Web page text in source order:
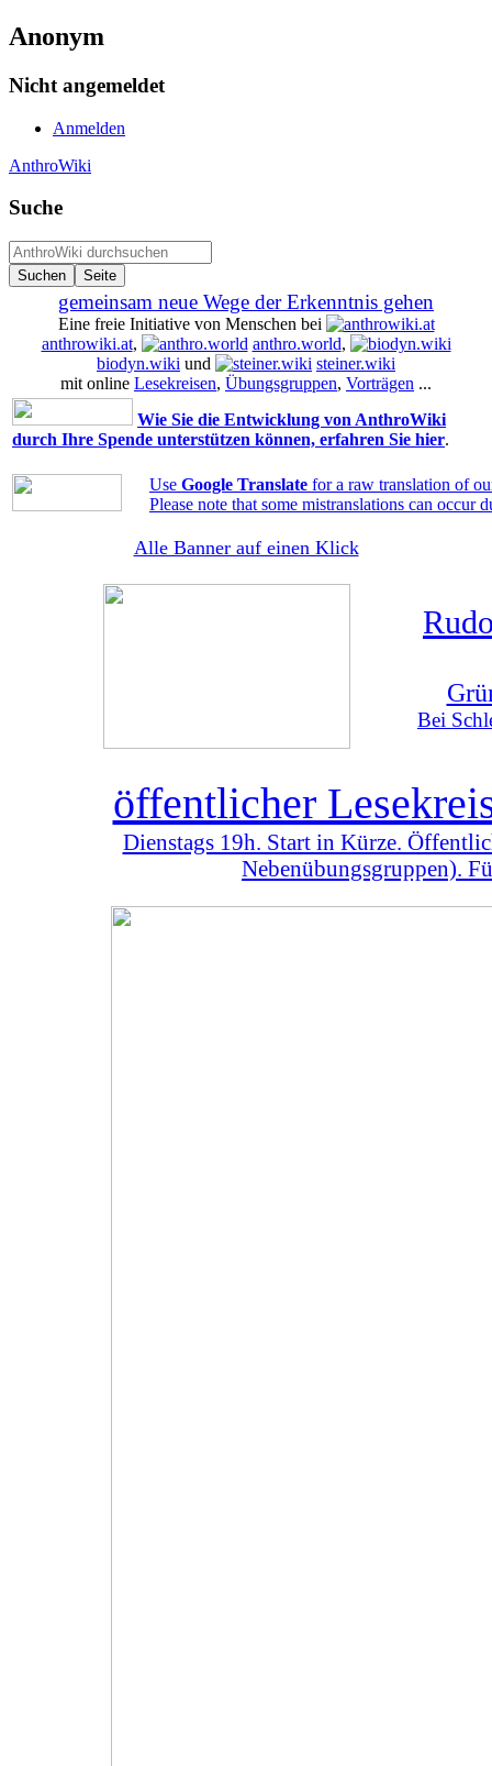
Anonym
Nicht angemeldet
Anmelden
AnthroWiki
Suche
gemeinsam neue Wege der Erkenntnis gehen
Eine freie Initiative von Menschen bei
anthrowiki.at, anthro.world,
biodyn.wiki und
steiner.wiki
mit online Lesekreisen, Übungsgruppen, Vorträgen ...
Wie Sie die Entwicklung von AnthroWiki
durch Ihre Spende unterstützen können, erfahren Sie hier.
Use Google Translate for a raw translation of
Please note that some mistranslations can occur
Alle Banner auf einen Klick
Bei
öffentlicher
Dienstags 19h. Start in Kürze.
Nebenübungsgruppen).